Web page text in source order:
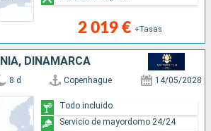
2 019 € +Tasas
DINAMARCA
8 d Copenhague 14/05/2028
Todo incluido
Servicio de mayordomo 24/24